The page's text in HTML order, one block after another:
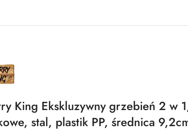
King Ekskluzywny grzebień 2 w
stal, plastik PP, średnica